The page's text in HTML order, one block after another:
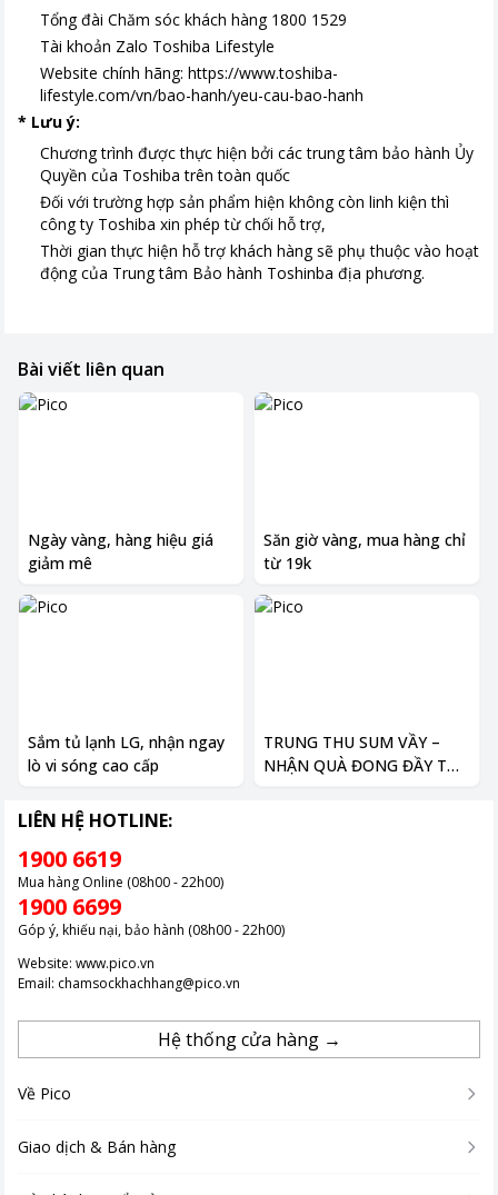
Tổng đài Chăm sóc khách hàng 1800 1529
Tài khoản Zalo Toshiba Lifestyle
Website chính hãng: https://www.toshiba-
lifestyle.com/vn/bao-hanh/yeu-cau-bao-hanh
* Lưu ý:
Chương trình được thực hiện bởi các trung tâm bảo hành Ủy
Quyền của Toshiba trên toàn quốc
Đối với trường hợp sản phẩm hiện không còn linh kiện thì
công ty Toshiba xin phép từ chối hỗ trợ,
Thời gian thực hiện hỗ trợ khách hàng sẽ phụ thuộc vào hoạt
động của Trung tâm Bảo hành Toshinba địa phương.
Bài viết liên quan
Ngày vàng, hàng hiệu giá
giảm mê
Săn giờ vàng, mua hàng chỉ
từ 19k
Sắm tủ lạnh LG, nhận ngay
lò vi sóng cao cấp
TRUNG THU SUM VẦY –
NHẬN QUÀ ĐONG ĐẦY TỪ
LIÊN HỆ HOTLINE:
1900 6619
Mua hàng Online (08h00 - 22h00)
1900 6699
Góp ý, khiếu nại, bảo hành (08h00 - 22h00)
Website: www.pico.vn
Email: chamsockhachhang@pico.vn
Hệ thống cửa hàng →
Về Pico
Giao dịch & Bán hàng